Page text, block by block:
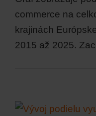
commerce na
krajinách
2015 až 2025.